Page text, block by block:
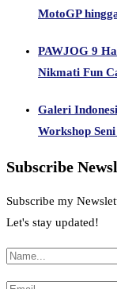
MotoGP
PAWJOG 9
Nikmati Fun
Galeri
Workshop
Subscribe
Subscribe my
Let's stay updated!